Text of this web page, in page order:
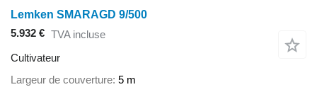
Lemken SMARAGD 9/500
5.932 € TVA incluse
Cultivateur
Largeur de couverture 5 m